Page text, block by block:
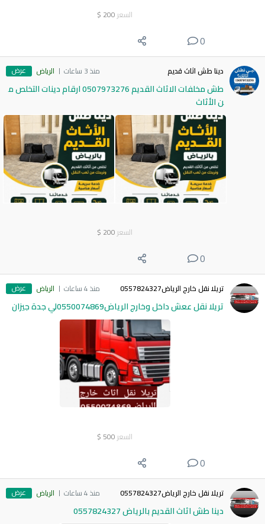
السعر 200
$
0
دينا طش اثاث قديم منذ 3 ساعات الرياض عرض
طش مخلفات الاثاث القديم 0507973276 ارقام دينات التخلص م
ن الأثاث
السعر 200
$
0
تريلا نقل خارج الرياض0557824327 منذ 4 ساعات الرياض عرض
تريلا نقل ععش داخل وخارج الرياض0550074869لي جدة جيزان
السعر 500
$
0
تريلا نقل خارج الرياض0557824327 منذ 4 ساعات الرياض عرض
دينا طش اثاث القديم بالرياض 0557824327